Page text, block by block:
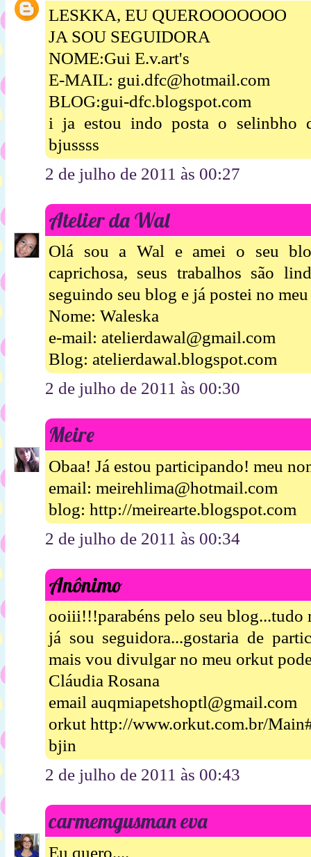
LESKKA, EU QUEROOOOOOO
JA SOU SEGUIDORA
NOME:Gui E.v.art's
E-MAIL: gui.dfc@hotmail.com
BLOG:gui-dfc.blogspot.com
i ja estou indo posta o selinbho
bjussss
2 de julho de 2011 às 00:27
Atelier da Wal
Olá sou a Wal e amei o seu
caprichosa, seus trabalhos são
seguindo seu blog e já postei no
Nome: Waleska
e-mail: atelierdawal@gmail.com
Blog: atelierdawal.blogspot.com
2 de julho de 2011 às 00:30
Meire
Obaa! Já estou participando! meu
email: meirehlima@hotmail.com
blog: http://meirearte.blogspot.com
2 de julho de 2011 às 00:34
Anônimo
ooiii!!!parabéns pelo seu
já sou seguidora...gostaria de
mais vou divulgar no meu orkut
Cláudia Rosana
email auqmiapetshoptl@gmail.com
orkut http://www.orkut.com.br/
bjin
2 de julho de 2011 às 00:43
carmemgusman eva
Eu quero....